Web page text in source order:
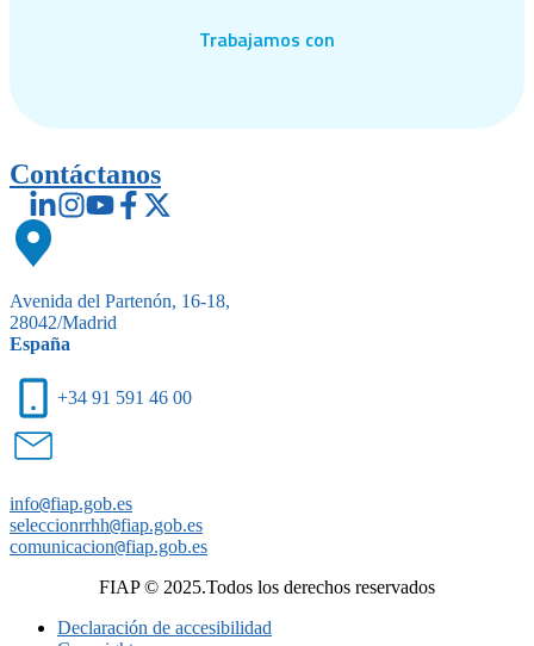
Trabajamos con
Contáctanos
Avenida del Partenón, 16-18,
28042/Madrid
España
+34 91 591 46 00
info@fiap.gob.es
seleccionrrhh@fiap.gob.es
comunicacion@fiap.gob.es
FIAP © 2025.Todos los derechos reservados
Declaración de accesibilidad